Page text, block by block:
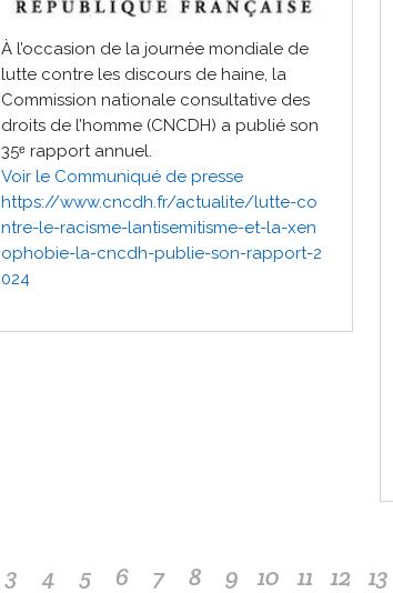
À l’occasion de la journée mondiale de
lutte contre les discours de haine, la
Commission nationale consultative des
droits de l’homme (CNCDH) a publié son
35ᵉ rapport annuel.
Voir le Communiqué de presse
https://www.cncdh.fr/actualite/lutte-co
ntre-le-racisme-lantisemitisme-et-la-xen
ophobie-la-cncdh-publie-son-rapport-2
024
3 4 5 6 7 8 9 10 11 12 13